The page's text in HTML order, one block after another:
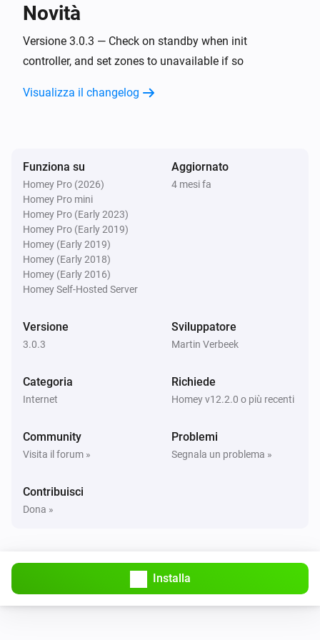
Attivato
Disattivato
Rachio Zones
Zona interrotta irrigazione
Stazione base Rachio per timer del tubo
È disconnesso
Stazione base Rachio per timer del tubo
Rachio Controller
Rachio Valve
È attivato
Rachio Valve
Novità
Versione 3.0.3 — Check on standby when init
controller, and set zones to unavailable if so
Visualizza il changelog
Funziona su
Homey Pro (2026)
Homey Pro mini
Homey Pro (Early 2023)
Homey Pro (Early 2019)
Homey (Early 2019)
Homey (Early 2018)
Homey (Early 2016)
Homey Self-Hosted Server
Aggiornato
4 mesi fa
Versione
3.0.3
Sviluppatore
Martin Verbeek
Categoria
Internet
Richiede
Homey v12.2.0 o più recenti
Community
Visita il forum »
Problemi
Segnala un problema »
Contribuisci
Dona »
Installa